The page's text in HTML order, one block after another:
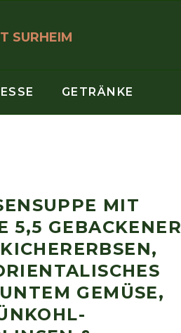
GETRÄNKE
MIT
5,5 GEBACKENER
GEMÜSE,